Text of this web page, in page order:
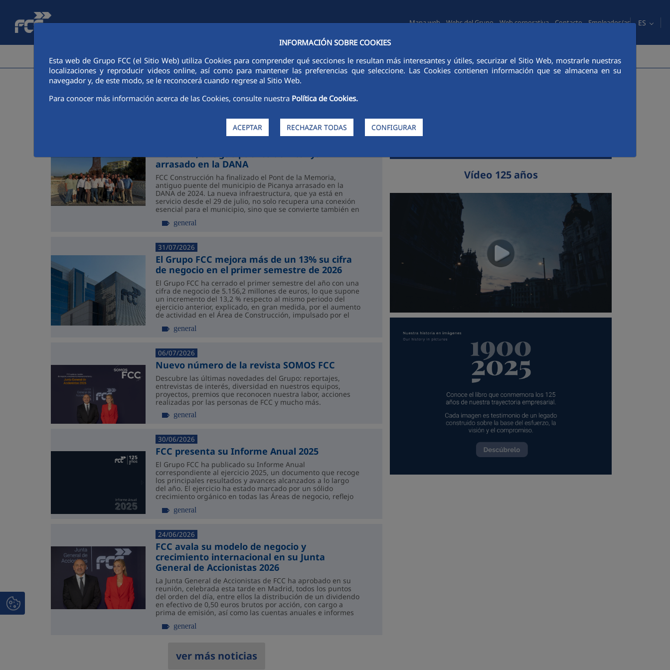
Saltar al contenido principal
INFORMACIÓN SOBRE COOKIES
Esta web de Grupo FCC (el Sitio Web) utiliza Cookies para comprender qué secciones le resultan más interesantes y útiles, securizar el Sitio Web, mostrarle nuestras
localizaciones y reproducir videos online, así como para mantener las preferencias que seleccione. Las Cookies contienen información que se almacena en su
navegador y, de este modo, se le reconocerá cuando regrese al Sitio Web.
Para conocer más información acerca de las Cookies, consulte nuestra Política de Cookies.
ACEPTAR RECHAZAR TODAS CONFIGURAR
Mapa web Webs del Grupo Web corporativa Contacto Empleados/as ES
ÁREA CORPORATIVA ACTIVIDADES ACCIONISTAS E INVERSORES SOSTENIBILIDAD GOBIERNO CORPORATIVO PERSONAS COMUNICACIÓN CANAL ÉTICO
Últimas noticias
arrasado en la DANA
FCC Construcción ha finalizado el Pont de la Memoria,
antiguo puente del municipio de Picanya arrasado en la
DANA de 2024. La nueva infraestructura, que ya está en
servicio desde el 29 de julio, no solo recupera una conexión
esencial para el municipio, sino que se convierte también en
un espacio de homenaje permanente...
general
31/07/2026
El Grupo FCC mejora más de un 13% su cifra
de negocio en el primer semestre de 2026
El Grupo FCC ha cerrado el primer semestre del año con una
cifra de negocio de 5.156,2 millones de euros, lo que supone
un incremento del 13,2 % respecto al mismo periodo del
ejercicio anterior, explicado, en gran medida, por el aumento
de actividad en el Área de Construcción, impulsado por el
general
06/07/2026
Nuevo número de la revista SOMOS FCC
Descubre las últimas novedades del Grupo: reportajes,
entrevistas de interés, diversidad en nuestros equipos,
proyectos, premios que reconocen nuestra labor, acciones
realizadas por las personas de FCC y mucho más.
general
30/06/2026
FCC presenta su Informe Anual 2025
El Grupo FCC ha publicado su Informe Anual
correspondiente al ejercicio 2025, un documento que recoge
los principales resultados y avances alcanzados a lo largo
del año. El ejercicio ha estado marcado por un sólido
crecimiento orgánico en todas las Áreas de negocio, reflejo
de la fortaleza del modelo de gestión del Gr...
general
24/06/2026
FCC avala su modelo de negocio y
crecimiento internacional en su Junta
General de Accionistas 2026
La Junta General de Accionistas de FCC ha aprobado en su
reunión, celebrada esta tarde en Madrid, todos los puntos
del orden del día, entre ellos la distribución de un dividendo
en efectivo de 0,50 euros brutos por acción, con cargo a
prima de emisión, así como las cuentas anuales e informes
de gestión correspondientes...
general
ver más noticias
comunicacion@fcc.es
Teléfono:
Vídeo 125 años
Accede al video corporativo (Se abre en nueva pestaña)